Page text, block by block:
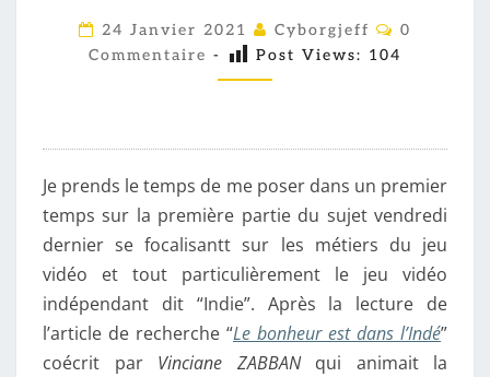
R
M
I
U
M
P
E
24 Janvier 2021 Cyborgjeff
C
M
A
R
S
0
Commentaire - Post Views: 104
Je prends le temps de me poser dans un premier
temps sur la première partie du sujet vendredi
dernier se focalisantt sur les métiers du jeu
vidéo et tout particulièrement le jeu vidéo
indépendant dit “Indie”. Après la lecture de
l’article de recherche “Le bonheur est dans l’Indé”
coécrit par Vinciane ZABBANqui animait la